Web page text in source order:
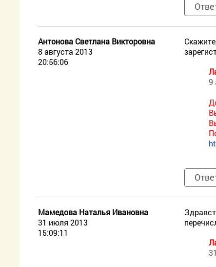
Антонова Светлана Викторовна
8 августа 2013
20:56:06
9
Мамедова Наталья Ивановна
31 июля 2013
15:09:11